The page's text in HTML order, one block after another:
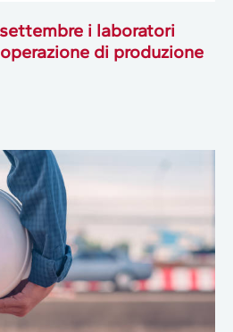
i laboratori
di produzione